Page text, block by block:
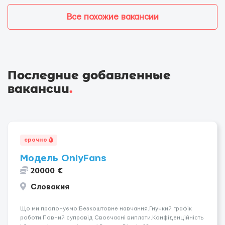
Все похожие вакансии
Последние добавленные
вакансии.
срочно
Модель OnlyFans
20000 €
Словакия
Що ми пропонуємо:Безкоштовне навчання.Гнучкий графік
роботи.Повний супровід Своєчасні виплати.Конфіденційність